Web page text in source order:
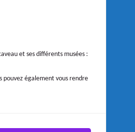
et ses différents musées :
pouvez également vous rendre